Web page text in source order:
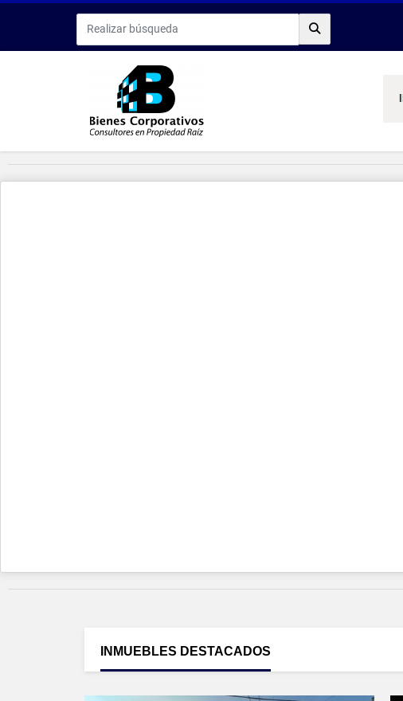
INMUEBLES DESTACADOS